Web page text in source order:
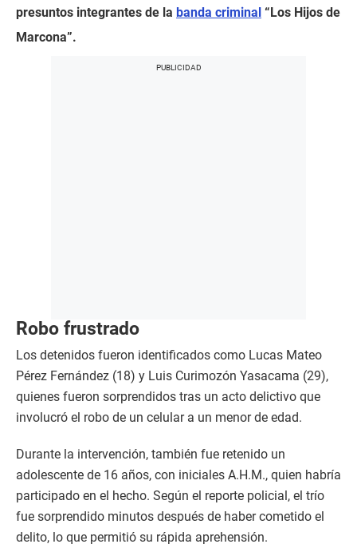
presuntos integrantes de la banda criminal “Los Hijos de
Marcona”.
Robo frustrado
Los detenidos fueron identificados como Lucas Mateo
Pérez Fernández (18) y Luis Curimozón Yasacama (29),
quienes fueron sorprendidos tras un acto delictivo que
involucró el robo de un celular a un menor de edad.
Durante la intervención, también fue retenido un
adolescente de 16 años, con iniciales A.H.M., quien habría
participado en el hecho. Según el reporte policial, el trío
fue sorprendido minutos después de haber cometido el
delito, lo que permitió su rápida aprehensión.